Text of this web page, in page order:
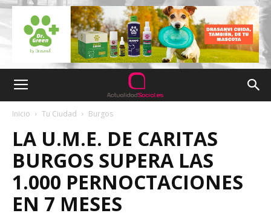
Inicio Tu Ciudad Burgos
LA U.M.E. DE CARITAS
BURGOS SUPERA LAS
1.000 PERNOCTACIONES
EN 7 MESES